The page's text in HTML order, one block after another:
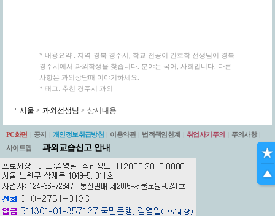
* 내용요약 : 지역-경북 경주시, 학교 전공이 간호학 선생님이 경북
경주시에서 과외학생을 찾습니다. 분야는 국어, 사회입니다. 다른
사항은 과외상담때 이야기하세요.
* 태그: 추천 경주시 과외
서울 > 과외선생님 > 상세내용
PC화면 공지 개인정보취급방침 이용약관 법적책임한계 취업사기주의 주의사항
사이트맵
과외교습신고 안내